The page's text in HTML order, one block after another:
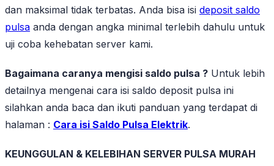
dan maksimal tidak terbatas. Anda bisa isi deposit saldo
pulsa anda dengan angka minimal terlebih dahulu untuk
uji coba kehebatan server kami.
Bagaimana caranya mengisi saldo pulsa ? Untuk lebih
detailnya mengenai cara isi saldo deposit pulsa ini
silahkan anda baca dan ikuti panduan yang terdapat di
halaman : Cara isi Saldo Pulsa Elektrik.
KEUNGGULAN & KELEBIHAN SERVER PULSA MURAH